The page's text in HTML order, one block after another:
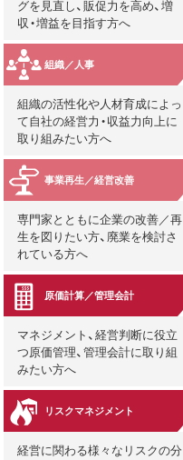
グを見直し、販促力を高め、増
収・増益を目指す方へ
組織／人事
組織の活性化や人材育成によっ
て自社の経営力・収益力向上に
取り組みたい方へ
事業再生／経営改善
専門家とともに企業の改善／再
生を図りたい方、廃業を検討さ
れている方へ
原価計算／管理会計
マネジメント、経営判断に役立
つ原価管理、管理会計に取り組
みたい方へ
リスクマネジメント
経営に関わる様々なリスクの分